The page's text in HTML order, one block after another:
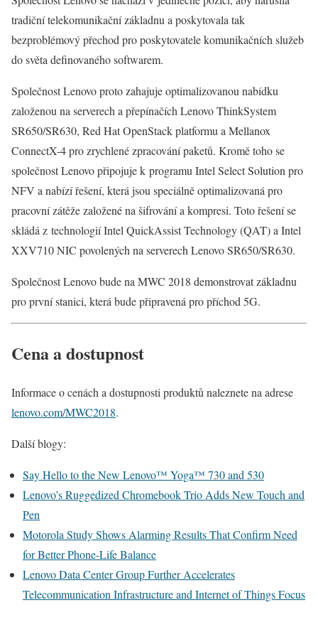
tradiční telekomunikační základnu a poskytovala tak
bezproblémový přechod pro poskytovatele komunikačních služeb
do světa definovaného softwarem.
Společnost Lenovo proto zahajuje optimalizovanou nabídku
založenou na serverech a přepínačích Lenovo ThinkSystem
SR650/SR630, Red Hat OpenStack platformu a Mellanox
ConnectX-4 pro zrychlené zpracování paketů. Kromě toho se
společnost Lenovo připojuje k programu Intel Select Solution pro
NFV a nabízí řešení, která jsou speciálně optimalizovaná pro
pracovní zátěže založené na šifrování a kompresi. Toto řešení se
skládá z technologií Intel QuickAssist Technology (QAT) a Intel
XXV710 NIC povolených na serverech Lenovo SR650/SR630.
Společnost Lenovo bude na MWC 2018 demonstrovat základnu
pro první stanici, která bude připravená pro příchod 5G.
Cena a dostupnost
Informace o cenách a dostupnosti produktů naleznete na adrese
lenovo.com/MWC2018.
Další blogy:
Say Hello to the New Lenovo™ Yoga™ 730 and 530
Lenovo’s Ruggedized Chromebook Trio Adds New Touch and
Pen
Motorola Study Shows Alarming Results That Confirm Need
for Better Phone-Life Balance
Lenovo Data Center Group Further Accelerates
Telecommunication Infrastructure and Internet of Things Focus